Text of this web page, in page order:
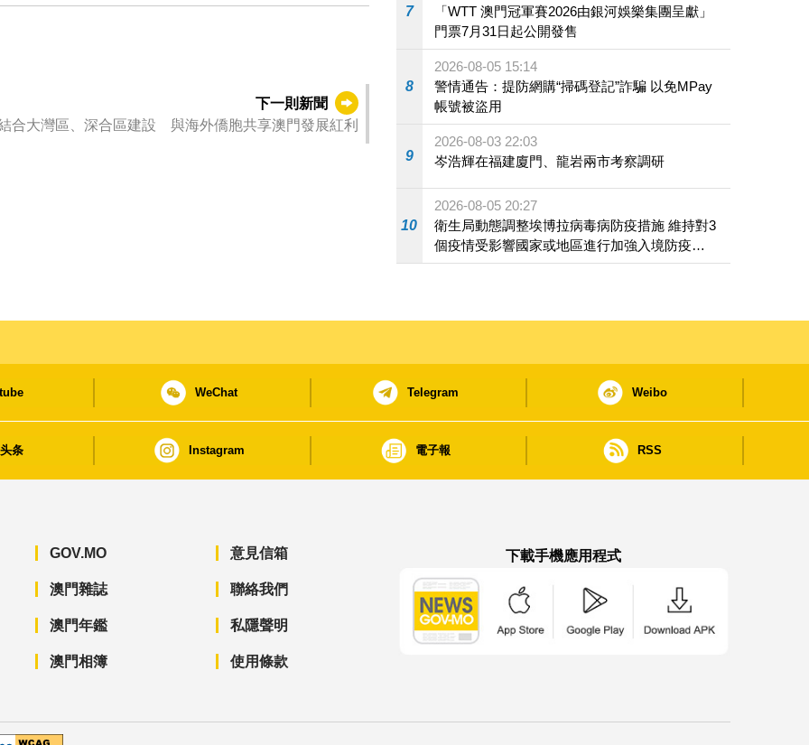
下一則新聞
合大灣區、深合區建設 與海外僑胞共享澳門發展紅利
7
「WTT 澳門冠軍賽2026由銀河娛樂集團呈獻」
門票7月31日起公開發售
8
2026-08-05 15:14
警情通告：提防網購“掃碼登記”詐騙 以免MPay
帳號被盜用
9
2026-08-03 22:03
岑浩輝在福建廈門、龍岩兩市考察調研
10
2026-08-05 20:27
衛生局動態調整埃博拉病毒病防疫措施 維持對3
個疫情受影響國家或地區進行加強入境防疫措
施
WeChat Telegram Weibo
条 Instagram 電子報 RSS
GOV.MO
澳門雜誌
澳門年鑑
澳門相簿
意見信箱
聯絡我們
私隱聲明
使用條款
下載手機應用程式